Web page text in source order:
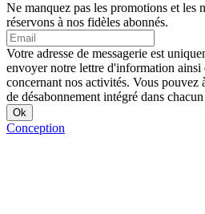
Ne manquez pas les promotions et les
réservons à nos fidèles abonnés.
Votre adresse de messagerie est
envoyer notre lettre d'information ainsi
concernant nos activités. Vous
de désabonnement intégré dans
Conception